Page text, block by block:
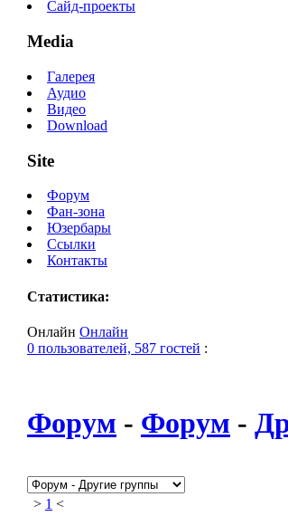
Сайд-проекты
Media
Галерея
Аудио
Видео
Download
Site
Форум
Фан-зона
Юзербары
Ссылки
Контакты
Статистика:
Онлайн Онлайн
0 пользователей, 587 гостей :
Форум - Форум -
> 1 <